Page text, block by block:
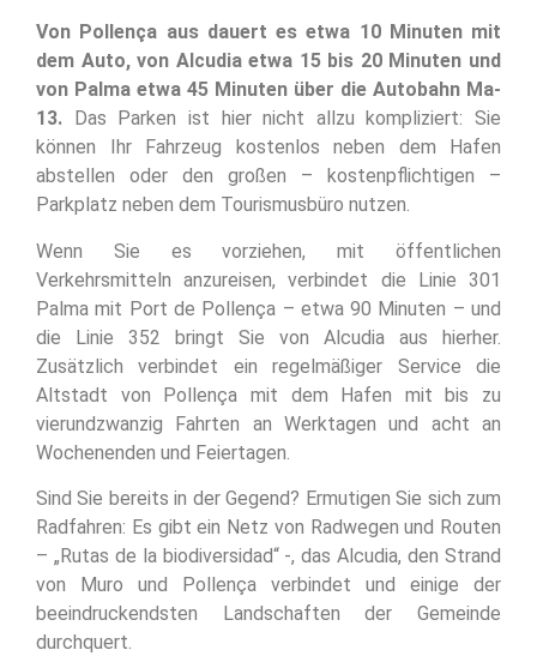
Von Pollença aus dauert es etwa 10 Minuten mit
dem Auto, von Alcudia etwa 15 bis 20 Minuten und
von Palma etwa 45 Minuten über die Autobahn Ma-
13. Das Parken ist hier nicht allzu kompliziert: Sie
können Ihr Fahrzeug kostenlos neben dem Hafen
abstellen oder den großen – kostenpflichtigen –
Parkplatz neben dem Tourismusbüro nutzen.
Wenn Sie es vorziehen, mit öffentlichen
Verkehrsmitteln anzureisen, verbindet die Linie 301
Palma mit Port de Pollença – etwa 90 Minuten – und
die Linie 352 bringt Sie von Alcudia aus hierher.
Zusätzlich verbindet ein regelmäßiger Service die
Altstadt von Pollença mit dem Hafen mit bis zu
vierundzwanzig Fahrten an Werktagen und acht an
Wochenenden und Feiertagen.
Sind Sie bereits in der Gegend? Ermutigen Sie sich zum
Radfahren: Es gibt ein Netz von Radwegen und Routen
– „Rutas de la biodiversidad“ -, das Alcudia, den Strand
von Muro und Pollença verbindet und einige der
beeindruckendsten Landschaften der Gemeinde
durchquert.